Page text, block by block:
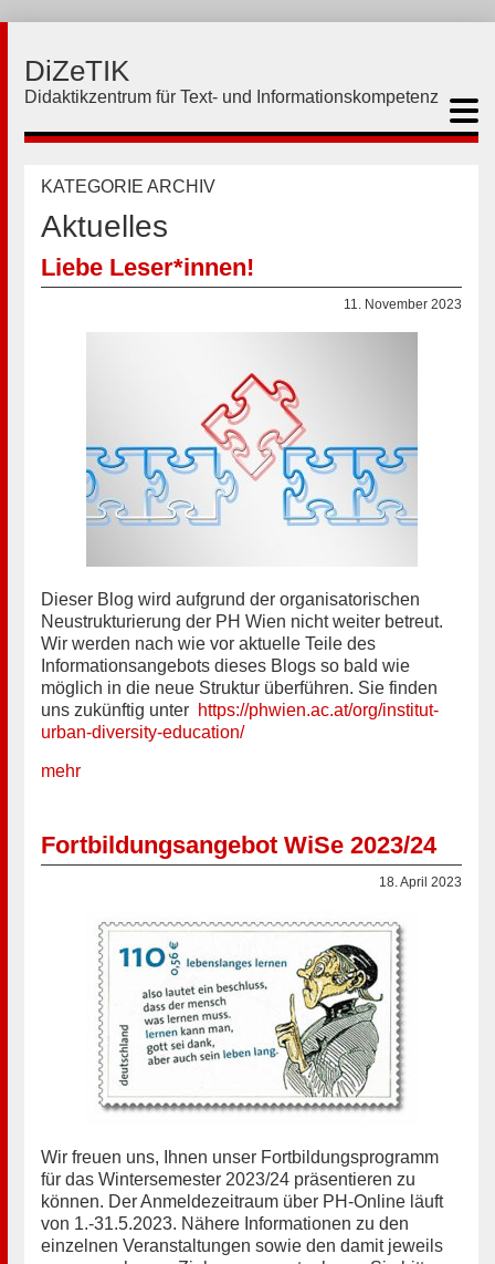
DiZeTIK
Didaktikzentrum für Text- und Informationskompetenz
KATEGORIE ARCHIV
Aktuelles
Liebe Leser*innen!
11. November 2023
Dieser Blog wird aufgrund der organisatorischen
Neustrukturierung der PH Wien nicht weiter betreut.
Wir werden nach wie vor aktuelle Teile des
Informationsangebots dieses Blogs so bald wie
möglich in die neue Struktur überführen. Sie finden
uns zukünftig unter https://phwien.ac.at/org/institut-
urban-diversity-education/
mehr
Fortbildungsangebot WiSe 2023/24
18. April 2023
Wir freuen uns, Ihnen unser Fortbildungsprogramm
für das Wintersemester 2023/24 präsentieren zu
können. Der Anmeldezeitraum über PH-Online läuft
von 1.-31.5.2023. Nähere Informationen zu den
einzelnen Veranstaltungen sowie den damit jeweils